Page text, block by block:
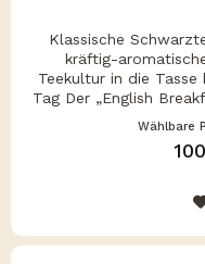
Klassische
kräftig-
Teekultur in die
Tag Der „English
Wählbare